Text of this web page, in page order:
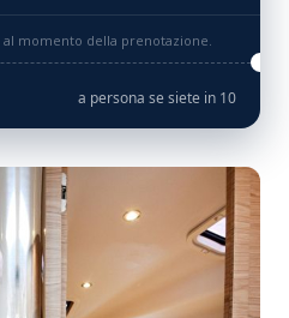
momento della prenotazione.
a persona se siete in 10